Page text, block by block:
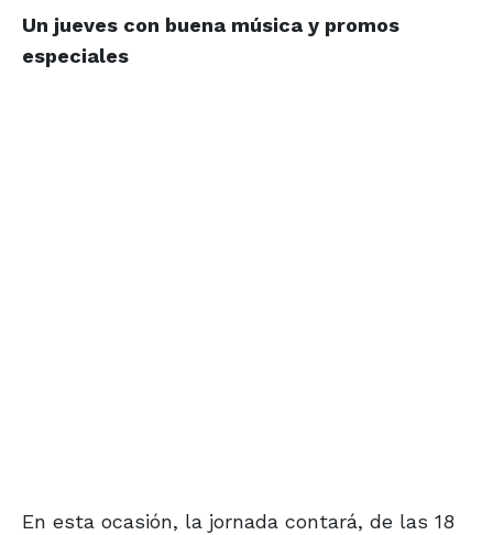
Un jueves con buena música y promos
especiales
En esta ocasión, la jornada contará, de las 18